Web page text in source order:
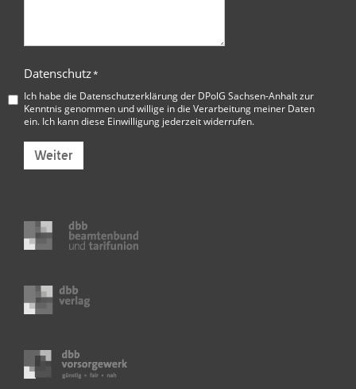
Datenschutz*
Ich habe die Datenschutzerklärung der DPolG Sachsen-Anhaltzur
Kenntnis genommen und willige in die Verarbeitung meiner Daten
ein. Ich kann diese Einwilligung jederzeit widerrufen.
Weiter